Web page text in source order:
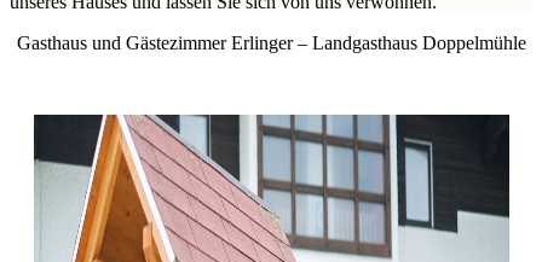
Gasthaus und Gästezimmer Erlinger – Landgasthaus Doppelmühle